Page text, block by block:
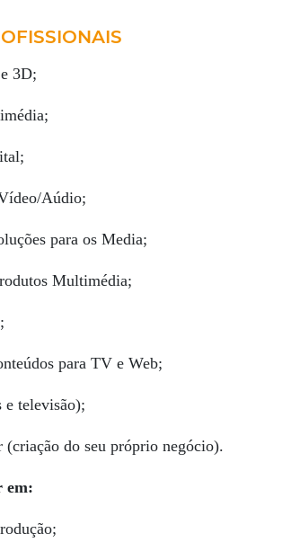
3D;
Aúdio;
para os Media;
Multimédia;
para TV e Web;
televisão);
(criação do seu próprio negócio).
em: